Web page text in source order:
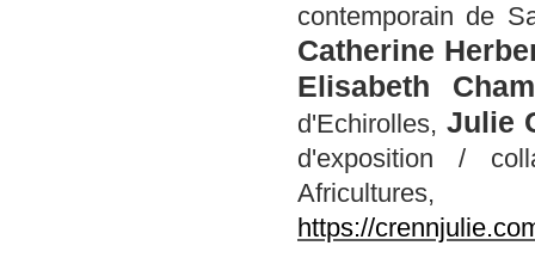
contemporain de
Catherine
Elisabeth
d'Echirolles, Julie
d'exposition /
https://